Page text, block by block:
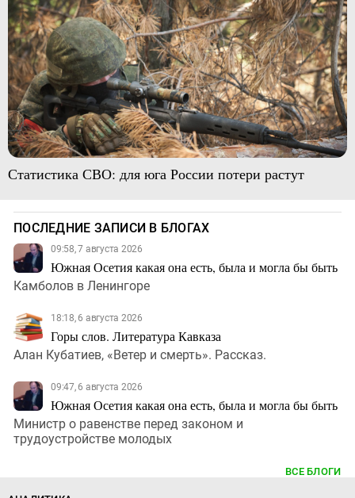
Статистика СВО: для юга России потери растут
ПОСЛЕДНИЕ ЗАПИСИ В БЛОГАХ
09:58, 7 августа 2026
Южная Осетия какая она есть, была и могла бы быть
Камболов в Ленингоре
18:18, 6 августа 2026
Горы слов. Литература Кавказа
Алан Кубатиев, «Ветер и смерть». Рассказ.
09:47, 6 августа 2026
Южная Осетия какая она есть, была и могла бы быть
Министр о равенстве перед законом и
трудоустройстве молодых
ВСЕ БЛОГИ